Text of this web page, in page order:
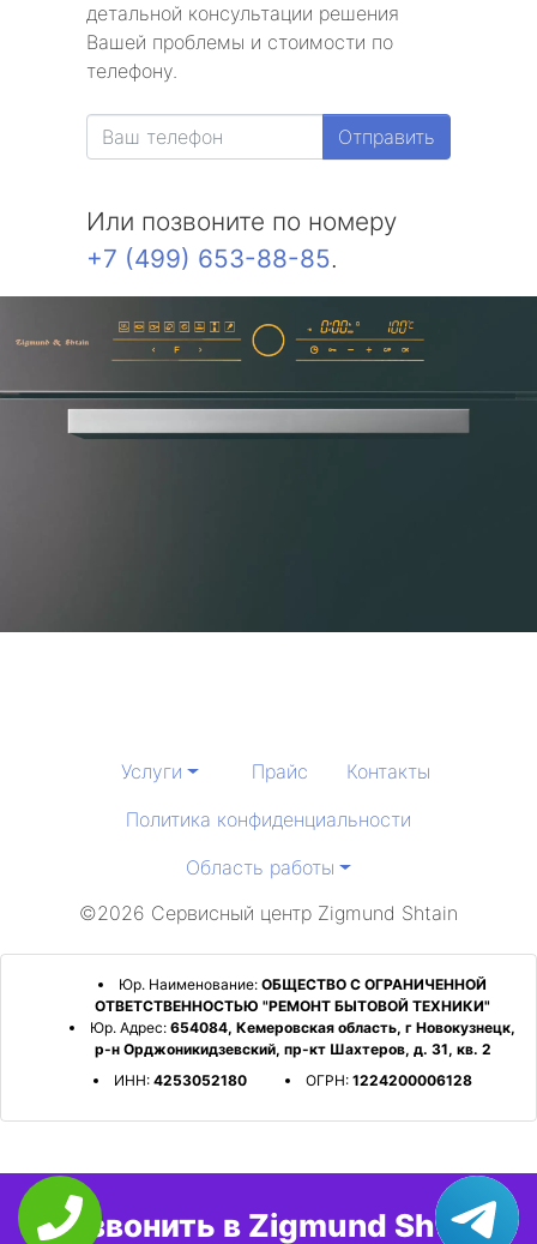
детальной консультации решения
Вашей проблемы и стоимости по
телефону.
Отправить
Или позвоните по номеру
+7 (499) 653-88-85.
Услуги Прайс
Контакты
Политика конфиденциальности
Область работы
©2026 Сервисный центр Zigmund Shtain
Юр. Наименование: ОБЩЕСТВО С ОГРАНИЧЕННОЙ
ОТВЕТСТВЕННОСТЬЮ "РЕМОНТ БЫТОВОЙ ТЕХНИКИ"
Юр. Адрес: 654084, Кемеровская область, г Новокузнецк,
р-н Орджоникидзевский, пр-кт Шахтеров, д. 31, кв. 2
ИНН: 4253052180 ОГРН: 1224200006128
Позвонить в Zigmund Shtain